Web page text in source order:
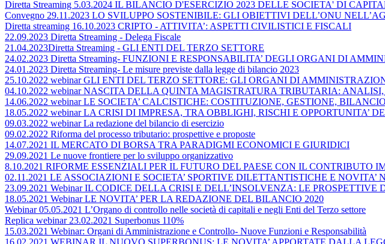
Diretta Streaming 5.03.2024 IL BILANCIO D'ESERCIZIO 2023 DELLE SOCIETA' DI
Convegno 29.11.2023 LO SVILUPPO SOSTENIBILE: GLI OBIETTIVI DELL’ONU
Diretta streaming 16.10.2023 CRIPTO - ATTIVITA’: ASPETTI CIVILISTICI E FISCALI
22.09.2023 Diretta Streaming - Delega Fiscale
21.04.2023Diretta Streaming - GLI ENTI DEL TERZO SETTORE
24.02.2023 Diretta Streaming- FUNZIONI E RESPONSABILITA’ DEGLI ORGANI DI
24.01.2023 Diretta Streaming- Le misure previste dalla legge di bilancio 2023
25.10.2022 webinar GLI ENTI DEL TERZO SETTORE: GLI ORGANI DI
04.10.2022 webinar NASCITA DELLA QUINTA MAGISTRATURA TRIBUTARIA:
14.06.2022 webinar LE SOCIETA’ CALCISTICHE: COSTITUZIONE, GESTIONE,
18.05.2022 webinar LA CRISI DI IMPRESA, TRA OBBLIGHI, RISCHI E OPPORTUNITA’
09.03.2022 webinar La redazione del bilancio di esercizio
09.02.2022 Riforma del processo tributario: prospettive e proposte
14.07.2021 IL MERCATO DI BORSA TRA PARADIGMI ECONOMICI E GIURIDICI
29.09.2021 Le nuove frontiere per lo sviluppo organizzativo
8.10.2021 RIFORME ESSENZIALI PER IL FUTURO DEL PAESE CON IL CONTRIBUTO
02.11.2021 LE ASSOCIAZIONI E SOCIETA’ SPORTIVE DILETTANTISTICHE E
23.09.2021 Webinar IL CODICE DELLA CRISI E DELL’INSOLVENZA: LE
18.05.2021 Webinar LE NOVITA’ PER LA REDAZIONE DEL BILANCIO 2020
Webinar 05.05.2021 L’Organo di controllo nelle società di capitali e negli Enti del Terzo settore
Replica webinar 23.02.2021 Superbonus 110%
15.03.2021 Webinar: Organi di Amministrazione e Controllo- Nuove Funzioni e Responsabilità
16.02.2021 WEBINAR IL NUOVO SUPERBONUS: LE NOVITA’ APPORTATE DALLA